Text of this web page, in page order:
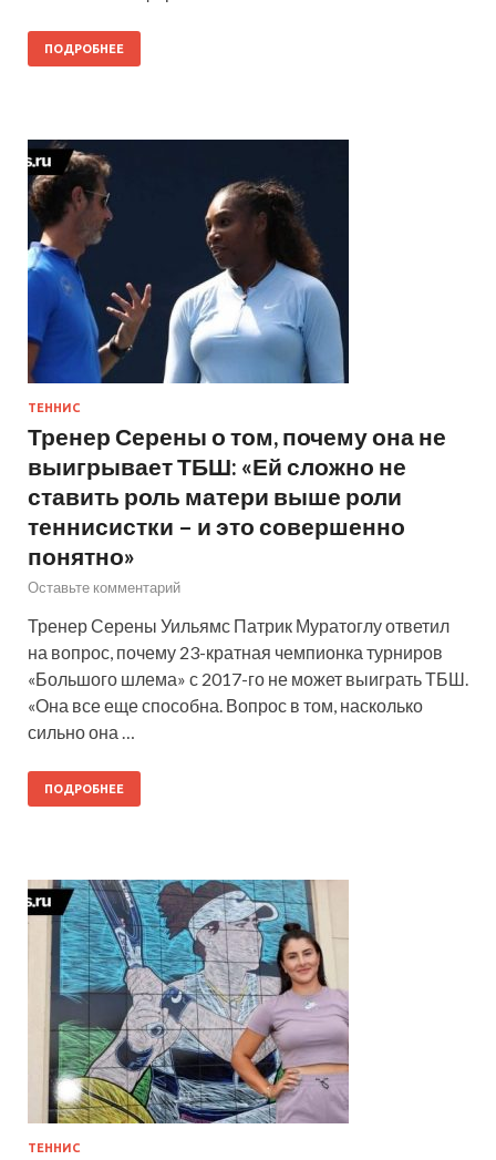
ПОДРОБНЕЕ
ТЕННИС
Тренер Серены о том, почему она не
выигрывает ТБШ: «Ей сложно не
ставить роль матери выше роли
теннисистки – и это совершенно
понятно»
Оставьте комментарий
Тренер Серены Уильямс Патрик Муратоглу ответил
на вопрос, почему 23-кратная чемпионка турниров
«Большого шлема» с 2017-го не может выиграть ТБШ.
«Она все еще способна. Вопрос в том, насколько
сильно она …
ПОДРОБНЕЕ
ТЕННИС